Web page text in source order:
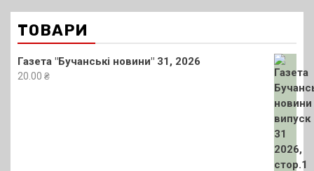
ТОВАРИ
Газета "Бучанські новини" 31, 2026
20.00 ₴